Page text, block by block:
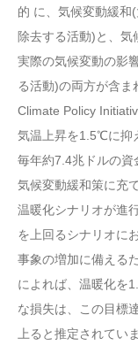
的 に、気候変動緩和
除去する活動)と、
実際の気候変動の影
る活動)の両方が含ま
Climate Policy
気温上昇を1.5℃に抑
毎年約7.4兆ドルの資
気候変動緩和策に充
温暖化シナリオが進
を上回るシナリオに
事象の増加に備える
によれば、温暖化を
な損失は、この目標
上ると推定されていま